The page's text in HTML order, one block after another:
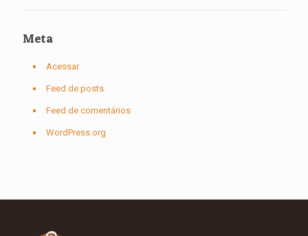
Meta
Acessar
Feed de posts
Feed de comentários
WordPress.org